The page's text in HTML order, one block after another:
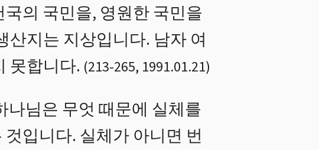
의 국민을, 영원한 국민을
산지는 지상입니다. 남자 여
못합니다. (213-265, 1991.01.21)
님은 무엇 때문에 실체를
입니다. 실체가 아니면 번